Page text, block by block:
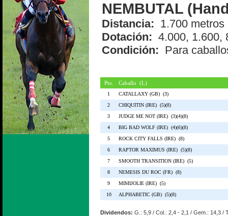
NEMBUTAL
Distancia: 1.700
Dotación: 4.000, 1.600,
Condición: Para
Pto. Caballo (L)
1
CATALLAXY (GB) (3)
2
CHIQUITIN (IRE) (5)(8)
3
JUDGE ME NOT (IRE) (3)(4)(8)
4
BIG BAD WOLF (IRE) (4)(6)(8)
5
ROCK CITY FALLS (IRE) (8)
6
RAPTOR MAXIMUS (IRE) (5)(8)
7
SMOOTH TRANSITION (IRE) (5)
8
NEMESIS DU ROC (FR) (8)
9
MIMIJOLIE (IRE) (5)
10
ALPHABETIC (GB) (5)(8)
Dividendos: G.: 5,9 / Col.: 2,4 - 2,1 / Gem.: 14,3 /